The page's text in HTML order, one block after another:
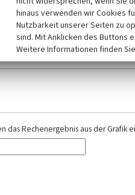
Namens und Ihrer E-Mail-Adresse.
der Vorschriften des
vertraulich behandelt, beachten
das Rechenergebnis aus der Grafik
hinaus verwenden wir Cookies
Nutzbarkeit unserer Seiten zu
sind. Mit Anklicken des Buttons
Weitere Informationen finden